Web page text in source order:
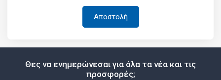
Θες να ενημερώνεσαι για όλα τα νέα και τις
προσφορές;